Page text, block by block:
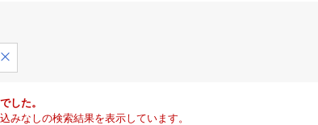
した。
みなしの検索結果を表示しています。